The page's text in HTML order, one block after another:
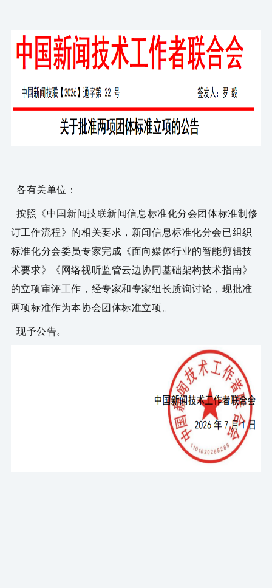
各有关单位：
按照《中国新闻技联新闻信息标准化分会团体标准制修
订工作流程》的相关要求，新闻信息标准化分会已组织
标准化分会委员专家完成《面向媒体行业的智能剪辑技
术要求》《网络视听监管云边协同基础架构技术指南》
的立项审评工作，经专家和专家组长质询讨论，现批准
两项标准作为本协会团体标准立项。
现予公告。